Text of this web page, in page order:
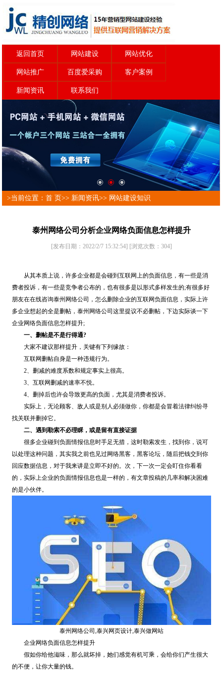
返回首页 网站建设 网站优化
网站推广 百度爱采购 客户案例
新闻资讯 联系我们
>当前位置：首 页>> 新闻资讯>> 网站建设知识
泰州网络公司分析企业网络负面信息怎样提升
[发布日期：2022/2/7 15:32:54] [浏览次数：304]
从其本质上说，许多企业都是会碰到互联网上的负面信息，有一些是消
费者投诉，有一些是竞争者公布的，也有很多是以形式多样发生的;有很多好
朋友在在线咨询泰州网络公司，怎么删除企业的互联网负面信息，实际上许
多企业想起的全是删帖，泰州网络公司这里提议不必删帖，下边实际谈一下
企业网络负面信息怎样提升;
一、删帖是不是行得通?
大家不建议那样提升，关键有下列缘故：
互联网删帖自身是一种违规行为。
2、删减的难度系数和规定事实上很高。
3、互联网删减的速率不悦。
4、删掉后也许会导致更高的负面，尤其是消费者投诉。
实际上，无论顾客、敌人或是别人必须做你，你都是会冒着法律纠纷寻
找关联并删掉它。
二、遇到勒索不必理睬，或是留有直接证据
很多企业碰到负面情报信息时手足无措，这时勒索发生，找到你，说可
以处理这种问题，其实我之前也见过网络黑客，黑客论坛，随后把钱交到你
回应数据信息，对于我来讲是立即不好的。次，下一次一定会盯住你看看
的，实际上企业的负面情报信息也是一样的，有文章投稿的几率和解决困难
的是小伙伴。
泰州网络公司,泰兴网页设计,泰兴做网站
企业网络负面信息怎样提升
假如你给他滋味，那么就坏掉，她们感觉有机可乘，会给你们产生很大
的不便，让你大量的钱。